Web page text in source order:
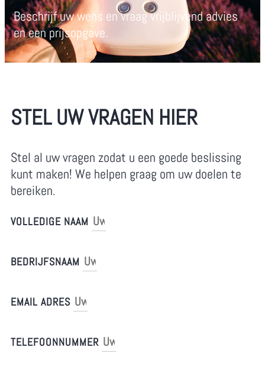
Beschrijf uw wens en vraag vrijblijvend advies
en een prijsopgave.
STEL UW VRAGEN HIER
Stel al uw vragen zodat u een goede beslissing
kunt maken! We helpen graag om uw doelen te
bereiken.
VOLLEDIGE NAAM
BEDRIJFSNAAM
EMAIL ADRES
TELEFOONNUMMER